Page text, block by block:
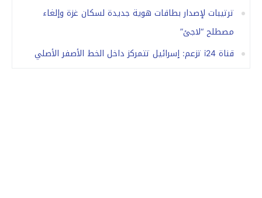
ترتيبات لإصدار بطاقات هوية جديدة لسكان غزة وإلغاء
مصطلح “لاجئ”
قناة i24 تزعم: إسرائيل تتمركز داخل الخط الأصفر الأصلي